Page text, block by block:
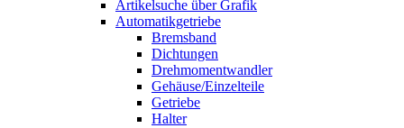
Artikelsuche über Grafik
Automatikgetriebe
Bremsband
Dichtungen
Drehmomentwandler
Gehäuse/Einzelteile
Getriebe
Halter